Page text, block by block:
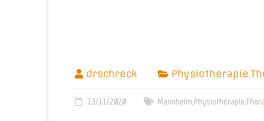
drschreck Physiotherapie,
13/11/2020 Mannheim,Physiotherapie,